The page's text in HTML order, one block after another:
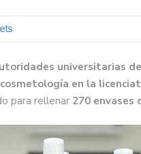
universitarias
en la
para rellenar 270 envases